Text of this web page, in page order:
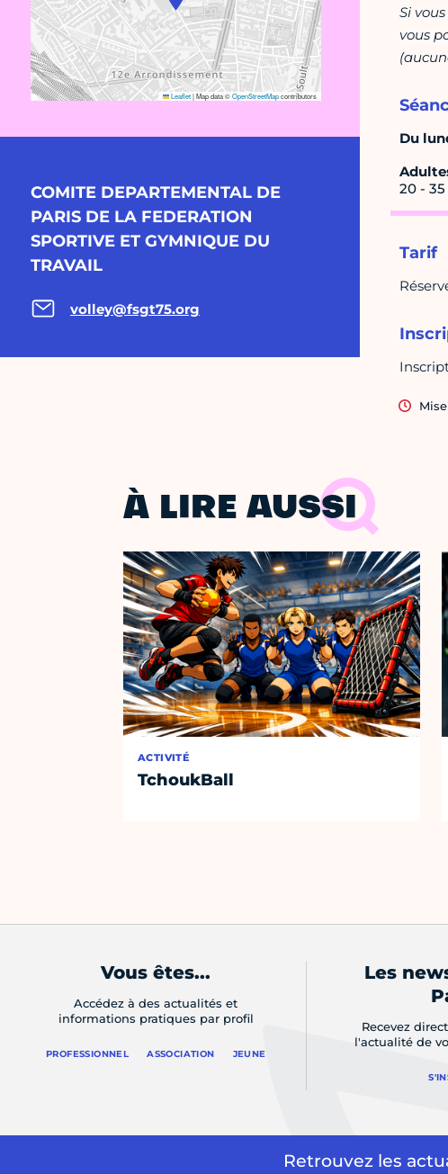
Leaflet|Map data ©OpenStreetMapcontributors
COMITE DEPARTEMENTAL DE
PARIS DE LA FEDERATION
SPORTIVE ET GYMNIQUE DU
TRAVAIL
volley@fsgt75.org
Si
vous
Du
20 - 35
Tarif
À LIRE AUSSI
ACTIVITÉ
TchoukBall
Vous êtes...
Accédez à des actualités et
informations pratiques par profil
PROFESSIONNEL ASSOCIATION JEUNE
Les
Recevez
l'actualité de
Retrouvez les